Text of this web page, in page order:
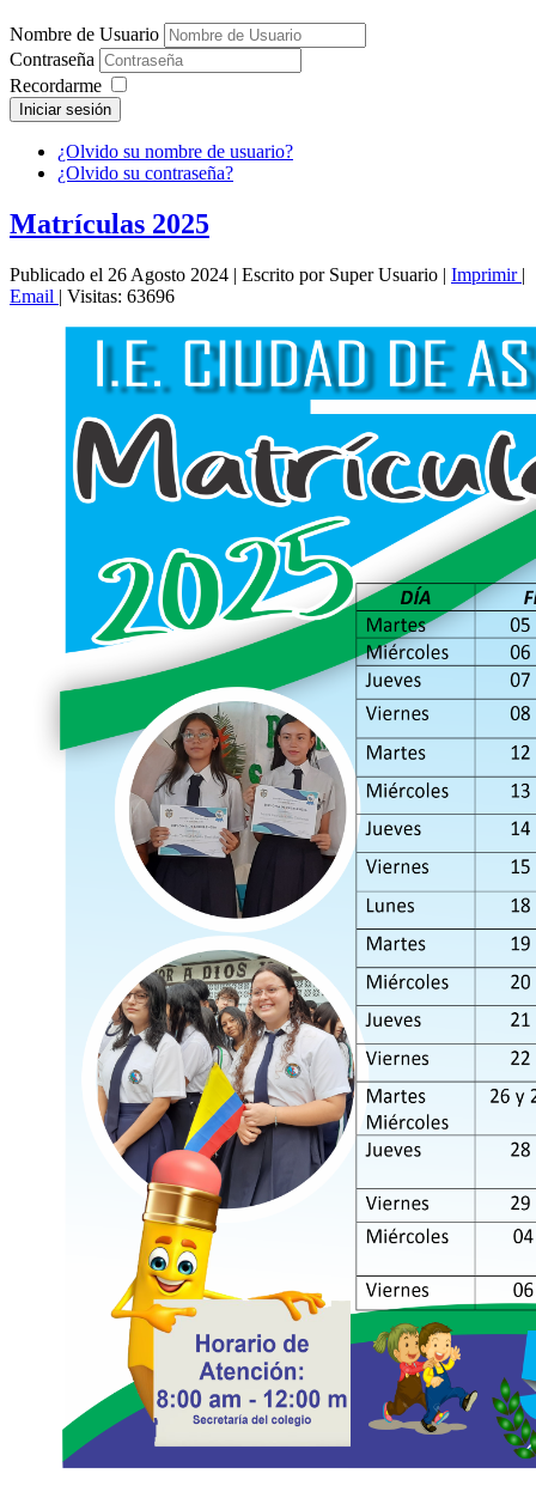
Nombre de Usuario
Contraseña
Recordarme
Iniciar sesión
¿Olvido su nombre de usuario?
¿Olvido su contraseña?
Matrículas 2025
Publicado el 26 Agosto 2024 | Escrito por Super Usuario | Imprimir |
Email | Visitas: 63696